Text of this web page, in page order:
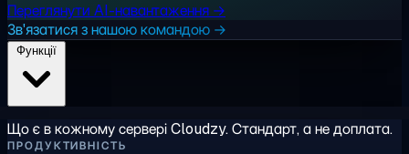
Переглянути AI-навантаження →
Зв'язатися з нашою командою →
Що є в кожному сервері Cloudzy. Стандарт, а не доплата.
ПРОДУКТИВНІСТЬ